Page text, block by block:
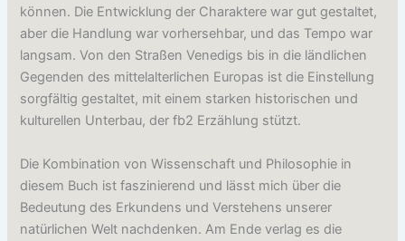
können. Die Entwicklung der Charaktere war gut gestaltet,
aber die Handlung war vorhersehbar, und das Tempo war
langsam. Von den Straßen Venedigs bis in die ländlichen
Gegenden des mittelalterlichen Europas ist die Einstellung
sorgfältig gestaltet, mit einem starken historischen und
kulturellen Unterbau, der fb2 Erzählung stützt.
Die Kombination von Wissenschaft und Philosophie in
diesem Buch ist faszinierend und lässt mich über die
Bedeutung des Erkundens und Verstehens unserer
natürlichen Welt nachdenken. Am Ende verlag es die